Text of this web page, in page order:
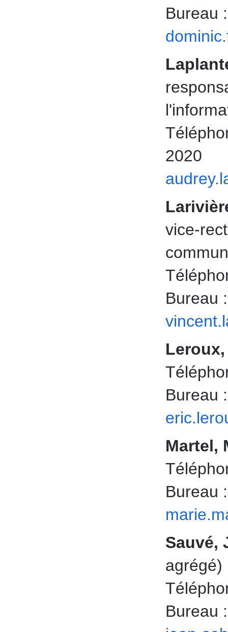
Bureau
2020
vice-
Bureau
Bureau
Martel,
Bureau
Sauvé,
agrégé)
Bureau